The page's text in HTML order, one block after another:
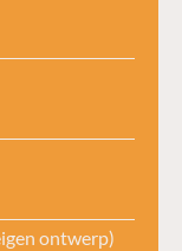
ontwerp)